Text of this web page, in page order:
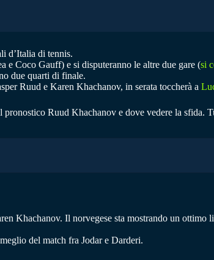
d’Italia di tennis.
e Coco Gauff) e si disputeranno le altre due gare (si
due quarti di finale.
Ruud e Karen Khachanov, in serata toccherà a
Ruud Khachanov e dove vedere la sfida.
Khachanov. Il norvegese sta mostrando un
del match fra Jodar e Darderi.